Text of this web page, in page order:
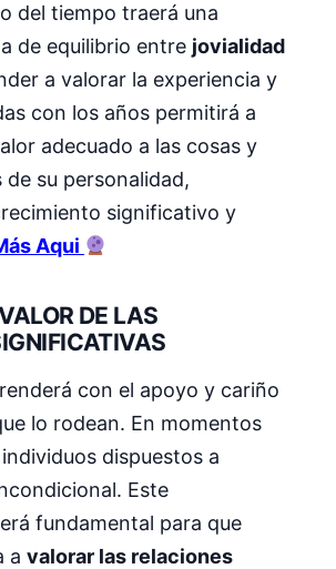
del tiempo traerá una
de equilibrio entre jovialidad
a valorar la experiencia y
con los años permitirá a
adecuado a las cosas y
su personalidad,
significativo y
Aqui
DE LAS
con el apoyo y cariño
lo rodean. En momentos
dispuestos a
Este
fundamental para que
a valorar las relaciones